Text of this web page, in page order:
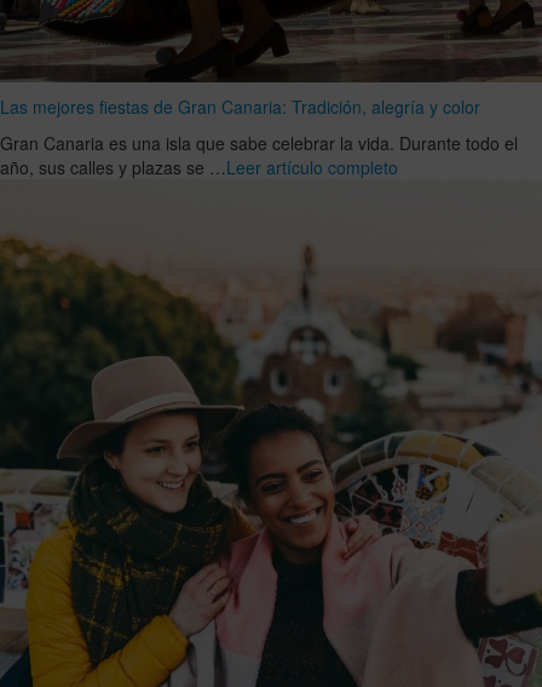
Las mejores fiestas de Gran Canaria: Tradición, alegría y color
Gran Canaria es una isla que sabe celebrar la vida. Durante todo el
año, sus calles y plazas se …Leer artículo completo